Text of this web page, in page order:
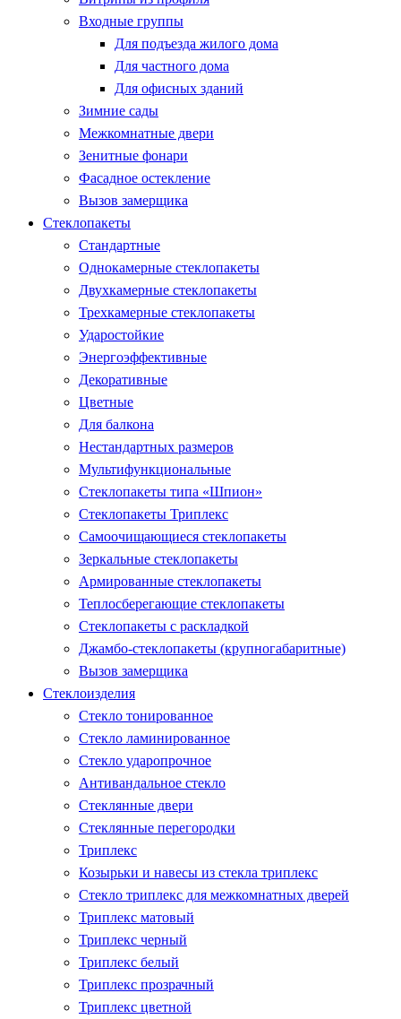
Входные группы
Для подъезда жилого дома
Для частного дома
Для офисных зданий
Зимние сады
Межкомнатные двери
Зенитные фонари
Фасадное остекление
Вызов замерщика
Стеклопакеты
Стандартные
Однокамерные стеклопакеты
Двухкамерные стеклопакеты
Трехкамерные стеклопакеты
Ударостойкие
Энергоэффективные
Декоративные
Цветные
Для балкона
Нестандартных размеров
Мультифункциональные
Стеклопакеты типа «Шпион»
Стеклопакеты Триплекс
Самоочищающиеся стеклопакеты
Зеркальные стеклопакеты
Армированные стеклопакеты
Теплосберегающие стеклопакеты
Стеклопакеты с раскладкой
Джамбо-стеклопакеты (крупногабаритные)
Вызов замерщика
Стеклоизделия
Стекло тонированное
Стекло ламинированное
Стекло ударопрочное
Антивандальное стекло
Стеклянные двери
Стеклянные перегородки
Триплекс
Козырьки и навесы из стекла триплекс
Стекло триплекс для межкомнатных дверей
Триплекс матовый
Триплекс черный
Триплекс белый
Триплекс прозрачный
Триплекс цветной